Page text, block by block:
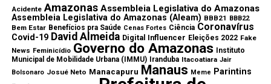
Acidente Amazonas Assembleia Legislativa do Amazonas
Assembleia Legislativa do Amazonas (Aleam) BBB21 BBB22
Bem Estar Benefícios pra Saúde Cenas Fortes Ciência Coronavírus
Covid-19 David Almeida Digital Influencer Eleições 2022 Fake
News Feminicídio Governo do Amazonas Instituto
Municipal de Mobilidade Urbana (IMMU) Iranduba Itacoatiara Jair
Bolsonaro Josué Neto Manacapuru Manaus Meme
Parintins